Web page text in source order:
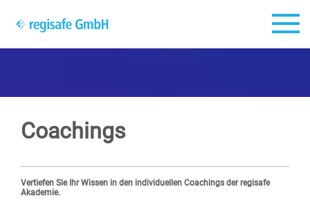
Coachings
Vertiefen Sie Ihr Wissen in den individuellen Coachings der regisafe
Akademie.